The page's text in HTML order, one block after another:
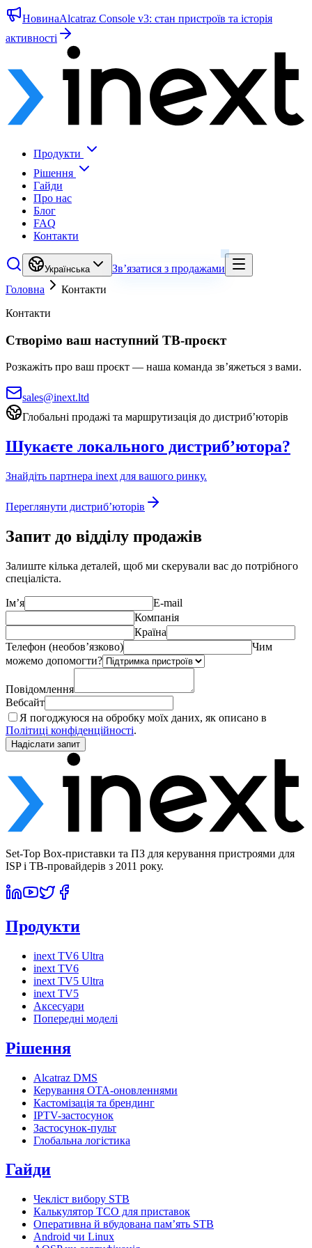
НовинаAlcatraz Console v3: стан пристроїв та історія
активності
Продукти
Рішення
Гайди
Про нас
Блог
FAQ
Контакти
Українська
Зв’язатися з продажами
Головна
Контакти
Контакти
Створімо ваш наступний ТВ-проєкт
Розкажіть про ваш проєкт — наша команда зв’яжеться з вами.
sales@inext.ltd
Глобальні продажі та маршрутизація до дистриб’юторів
Шукаєте локального дистриб’ютора?
Знайдіть партнера inext для вашого ринку.
Переглянути дистриб’юторів
Запит до відділу продажів
Залиште кілька деталей, щоб ми скерували вас до потрібного
спеціаліста.
Ім’я
E-mail
Компанія
Країна
Телефон (необов’язково)
Чим
можемо допомогти?
Повідомлення
Вебсайт
Я погоджуюся на обробку моїх даних, як описано в
Політиці конфіденційності.
Надіслати запит
Set-Top Box-приставки та ПЗ для керування пристроями для
ISP і ТВ-провайдерів з 2011 року.
Продукти
inext TV6 Ultra
inext TV6
inext TV5 Ultra
inext TV5
Аксесуари
Попередні моделі
Рішення
Alcatraz DMS
Керування OTA-оновленнями
Кастомізація та брендинг
IPTV-застосунок
Застосунок-пульт
Глобальна логістика
Гайди
Чекліст вибору STB
Калькулятор TCO для приставок
Оперативна й вбудована пам’ять STB
Android чи Linux